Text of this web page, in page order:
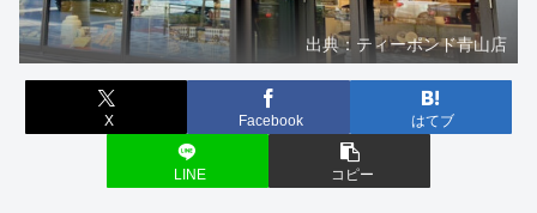
出典：ティーポンド青山店
X Facebook はてブ
LINE コピー